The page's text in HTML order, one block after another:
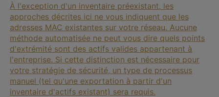
À l'exception d'un inventaire préexistant, les
approches décrites ici ne vous indiquent que les
adresses MAC existantes sur votre réseau. Aucune
méthode automatisée ne peut vous dire quels points
d'extrémité sont des actifs valides appartenant à
l'entreprise. Si cette distinction est nécessaire pour
votre stratégie de sécurité, un type de processus
manuel (tel qu'une exportation à partir d'un
inventaire d'actifs existant) sera requis.